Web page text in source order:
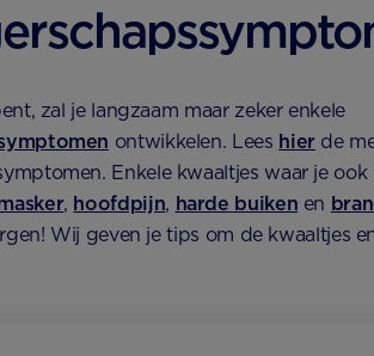
zal je langzaam maar zeker enkele
ontwikkelen. Lees hier de
Enkele kwaaltjes waar je
, hoofdpijn, harde buiken en
Wij geven je tips om de kwaaltjes